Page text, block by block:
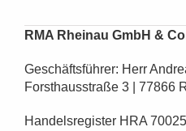
RMA Rheinau GmbH &
Geschäftsführer: Herr
Forsthausstraße 3 | 77866
Handelsregister HRA